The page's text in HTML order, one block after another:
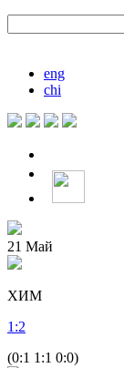
eng
chi
21 Май
ХИМ
1 :2
(0:1 1:1 0:0)